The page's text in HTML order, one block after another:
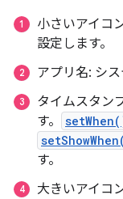
小さいアイコ
設定します。
アプリ名: シス
タイムスタン
す。
す。
大きいアイコ